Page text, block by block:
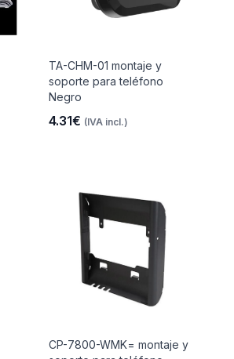
TA-CHM-01 montaje y
soporte para teléfono
Negro
4.31€ (IVA incl.)
CP-7800-WMK= montaje y